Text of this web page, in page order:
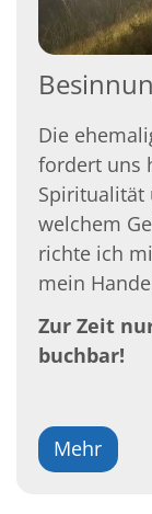
Die
fordert uns
Spiritualität
welchem
richte ich
mein
Zur Zeit
buchbar!
Mehr